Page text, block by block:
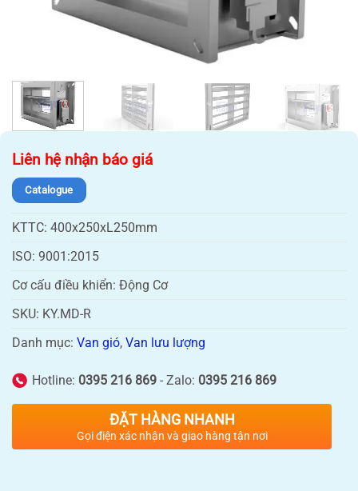
NAM
Liên hệ nhận báo giá
Catalogue
KTTC: 400x250xL250mm
ISO: 9001:2015
Cơ cấu điều khiển: Động Cơ
SKU: KY.MD-R
Danh mục: Van gió, Van lưu lượng
Hotline: 0395 216 869 - Zalo: 0395 216 869
ĐẶT HÀNG NHANH
Gọi điện xác nhận và giao hàng tận nơi